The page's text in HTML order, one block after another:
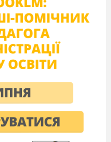
себе оспівую,
я, приймете й ви,
належить мені,
вам.
єдність людей;
ролі поета як
значущості та
егоїзм.
має яскраво